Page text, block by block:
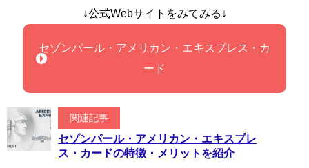
↓公式Webサイトをみてみる↓
セゾンパール・アメリカン・エキスプレス・カ
ード
関連記事
セゾンパール・アメリカン・エキスプレ
ス・カードの特徴・メリットを紹介